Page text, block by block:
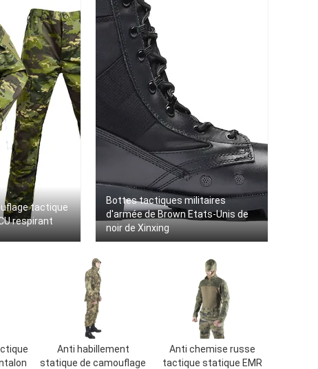
tactique
respirant
Bottes tactiques militaires
d'armée de Brown Etats-Unis de
noir de Xinxing
Anti habillement
statique de camouflage
Anti chemise russe
tactique statique EMR